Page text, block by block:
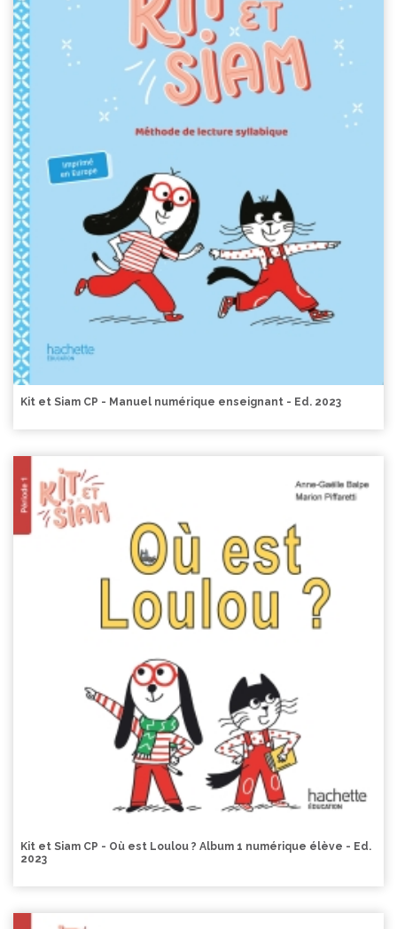
Kit et Siam CP - Manuel numérique enseignant - Ed. 2023
Kit et Siam CP - Où est Loulou ? Album 1 numérique élève - Ed.
2023